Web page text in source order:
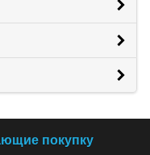
покупку